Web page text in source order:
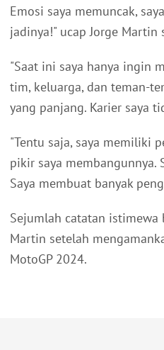
Emosi saya memuncak,
jadinya!" ucap Jorge Martin
"Saat ini saya hanya ingin
tim, keluarga, dan teman-
yang panjang. Karier saya
"​​Tentu saja, saya memiliki
pikir saya membangunnya.
Saya membuat banyak
Sejumlah catatan istimewa
Martin setelah
MotoGP 2024.